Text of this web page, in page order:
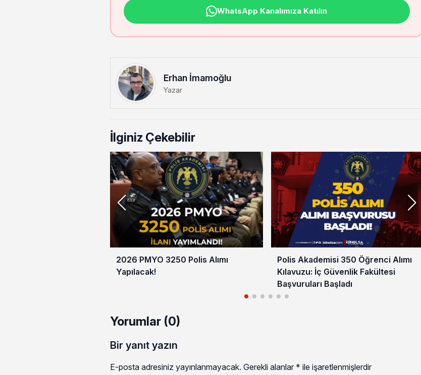
WhatsApp Kanalımıza Katılın
Erhan İmamoğlu
Yazar
İlginiz Çekebilir
2026 PMYO 3250 Polis Alımı
Yapılacak!
Polis Akademisi 350 Öğrenci Alımı
Kılavuzu: İç Güvenlik Fakültesi
Başvuruları Başladı
Yorumlar (0)
Bir yanıt yazın
E-posta adresiniz yayınlanmayacak. Gerekli alanlar * ile işaretlenmişlerdir